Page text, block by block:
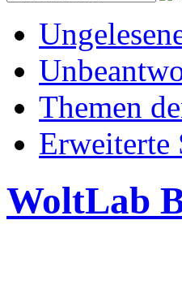
Themen
Erweiterte
WoltLab